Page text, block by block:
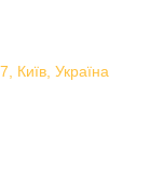
Київ, Україна